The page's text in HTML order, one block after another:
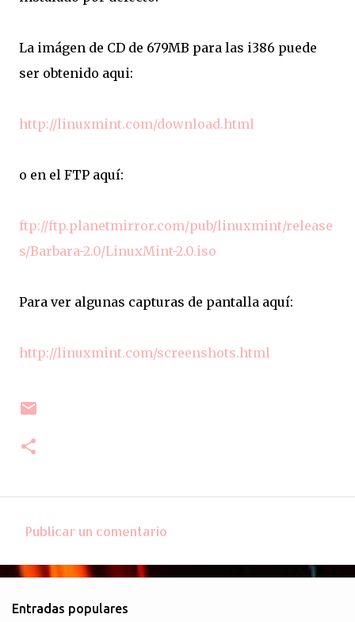
La imágen de CD de 679MB para las i386 puede
ser obtenido aqui:
http://linuxmint.com/download.html
o en el FTP aquí:
ftp://ftp.planetmirror.com/pub/linuxmint/release
s/Barbara-2.0/LinuxMint-2.0.iso
Para ver algunas capturas de pantalla aquí:
http://linuxmint.com/screenshots.html
o
e
Publicar un comentario
Entradas populares